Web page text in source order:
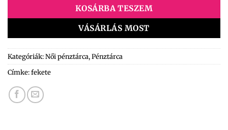
KOSÁRBA TESZEM
VÁSÁRLÁS MOST
Kategóriák:Női pénztárca,Pénztárca
Címke:fekete